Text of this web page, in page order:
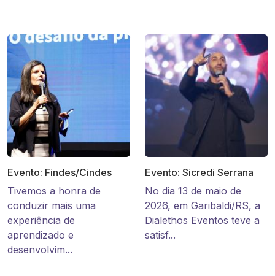
Evento: Findes/Cindes
Tivemos a honra de
conduzir mais uma
experiência de
aprendizado e
desenvolvim...
Evento: Sicredi Serrana
No dia 13 de maio de
2026, em Garibaldi/RS, a
Dialethos Eventos teve a
satisf...